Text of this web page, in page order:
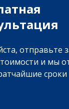
отправьте
и мы
сроки